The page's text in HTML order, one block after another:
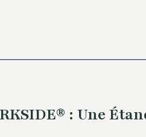
: Une